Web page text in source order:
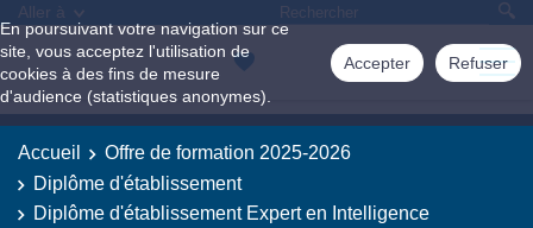
En poursuivant votre navigation sur ce
site, vous acceptez l'utilisation de
cookies à des fins de mesure
d'audience (statistiques anonymes).
Accepter Refuser
Aller à
Accueil
Offre de formation 2025-2026
Diplôme d'établissement
Diplôme d'établissement Expert en Intelligence